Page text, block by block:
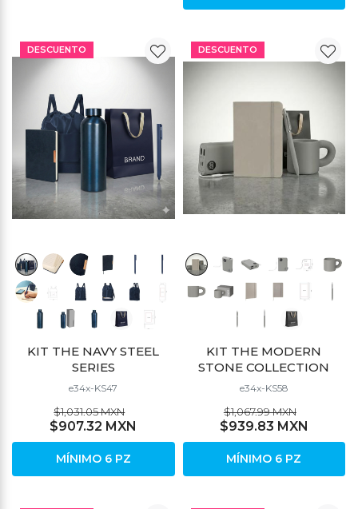
DESCUENTO
KIT THE NAVY STEEL
SERIES
e34x-KS47
$1,031.05 MXN
$907.32 MXN
MÍNIMO 6 PZ
DESCUENTO
KIT THE MODERN
STONE COLLECTION
e34x-KS58
$1,067.99 MXN
$939.83 MXN
MÍNIMO 6 PZ